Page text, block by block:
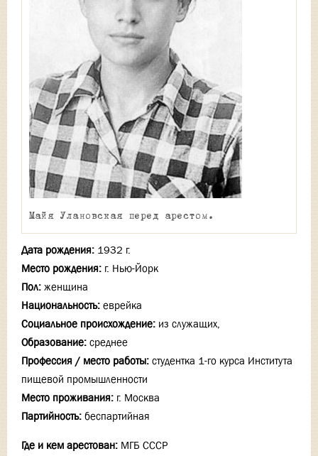
Майя Улановская перед арестом.
Дата рождения: 1932 г.
Место рождения: г. Нью-Йорк
Пол: женщина
Национальность: еврейка
Социальное происхождение: из служащих,
Образование: среднее
Профессия / место работы: студентка 1-го курса Института
пищевой промышленности
Место проживания: г. Москва
Партийность: беспартийная
Где и кем арестован: МГБ СССР